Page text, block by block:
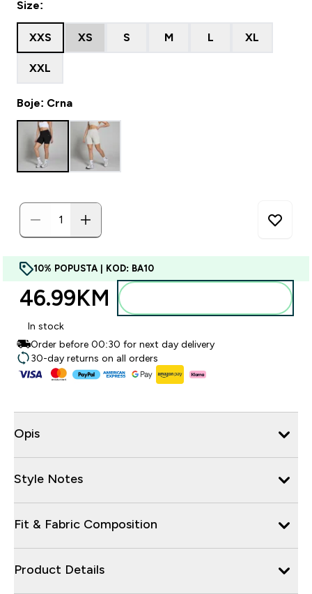
Size:
XXS XS S M L XL
XXL
Boje: Crna
10% POPUSTA | KOD: BA10
46.99KM‎
In stock
Order before 00:30 for next day delivery
30-day returns on all orders
Opis
Style Notes
Fit & Fabric Composition
Product Details